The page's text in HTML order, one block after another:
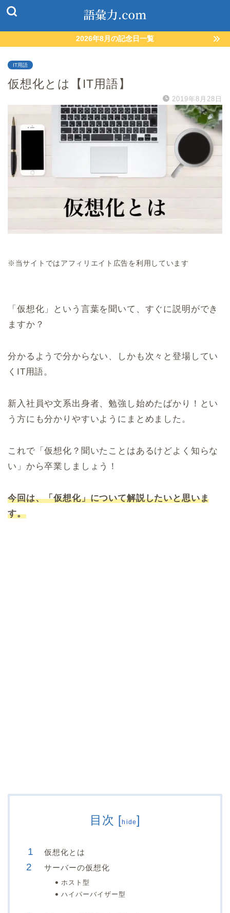
2026年8月の記念日一覧
IT用語
仮想化とは【IT用語】
2019年8月28日
※当サイトではアフィリエイト広告を利用しています
「仮想化」という言葉を聞いて、すぐに説明ができ
ますか？
分かるようで分からない、しかも次々と登場してい
くIT用語。
新入社員や文系出身者、勉強し始めたばかり！とい
う方にも分かりやすいようにまとめました。
これで「仮想化？聞いたことはあるけどよく知らな
い」から卒業しましょう！
今回は、「仮想化」について解説したいと思いま
す。
目次 [hide]
仮想化とは
サーバーの仮想化
ホスト型
ハイパーバイザー型